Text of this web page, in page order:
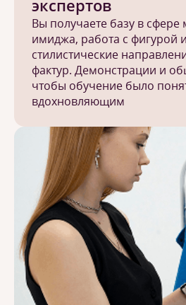
экспертов
Вы получаете базу в
имиджа, работа с фигурой
стилистические
фактур. Демонстрации и
чтобы обучение было
вдохновляющим